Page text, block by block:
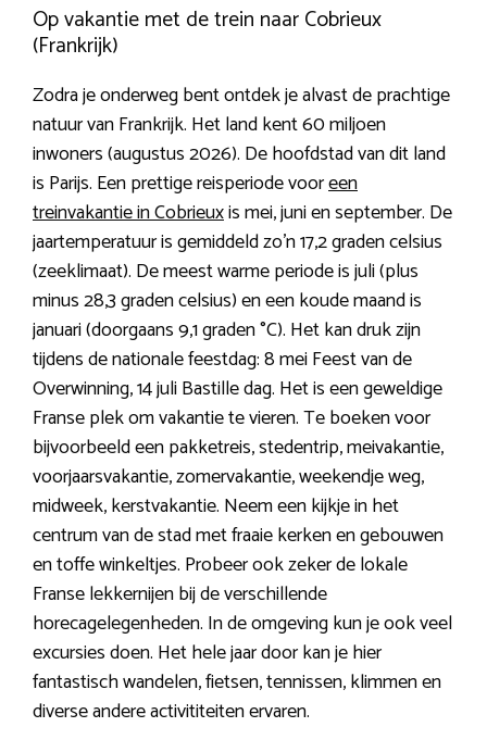
Op vakantie met de trein naar Cobrieux
(Frankrijk)
Zodra je onderweg bent ontdek je alvast de prachtige
natuur van Frankrijk. Het land kent 60 miljoen
inwoners (augustus 2026). De hoofdstad van dit land
is Parijs. Een prettige reisperiode vooreen
treinvakantie in Cobrieuxis mei, juni en september. De
jaartemperatuur is gemiddeld zo’n 17,2 graden celsius
(zeeklimaat). De meest warme periode is juli (plus
minus 28,3 graden celsius) en een koude maand is
januari (doorgaans 9,1 graden °C). Het kan druk zijn
tijdens de nationale feestdag: 8 mei Feest van de
Overwinning, 14 juli Bastille dag. Het is een geweldige
Franse plek om vakantie te vieren. Te boeken voor
bijvoorbeeld een pakketreis, stedentrip, meivakantie,
voorjaarsvakantie, zomervakantie, weekendje weg,
midweek, kerstvakantie. Neem een kijkje in het
centrum van de stad met fraaie kerken en gebouwen
en toffe winkeltjes. Probeer ook zeker de lokale
Franse lekkernijen bij de verschillende
horecagelegenheden. In de omgeving kun je ook veel
excursies doen. Het hele jaar door kan je hier
fantastisch wandelen, fietsen, tennissen, klimmen en
diverse andere activititeiten ervaren.